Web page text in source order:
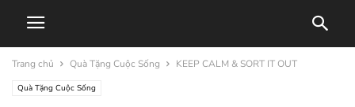
Trang chủ Quà Tặng Cuộc Sống KEEP CALM & SORT IT OUT
Quà Tặng Cuộc Sống